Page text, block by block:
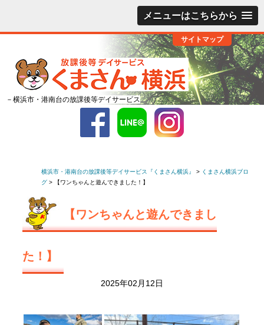
メニューはこちらから
サイトマップ
－横浜市・港南台の放課後等デイサービス
横浜市・港南台の放課後等デイサービス『くまさん横浜』 > くまさん横浜ブロ
グ > 【ワンちゃんと遊んできました！】
【ワンちゃんと遊んできまし
た！】
2025年02月12日